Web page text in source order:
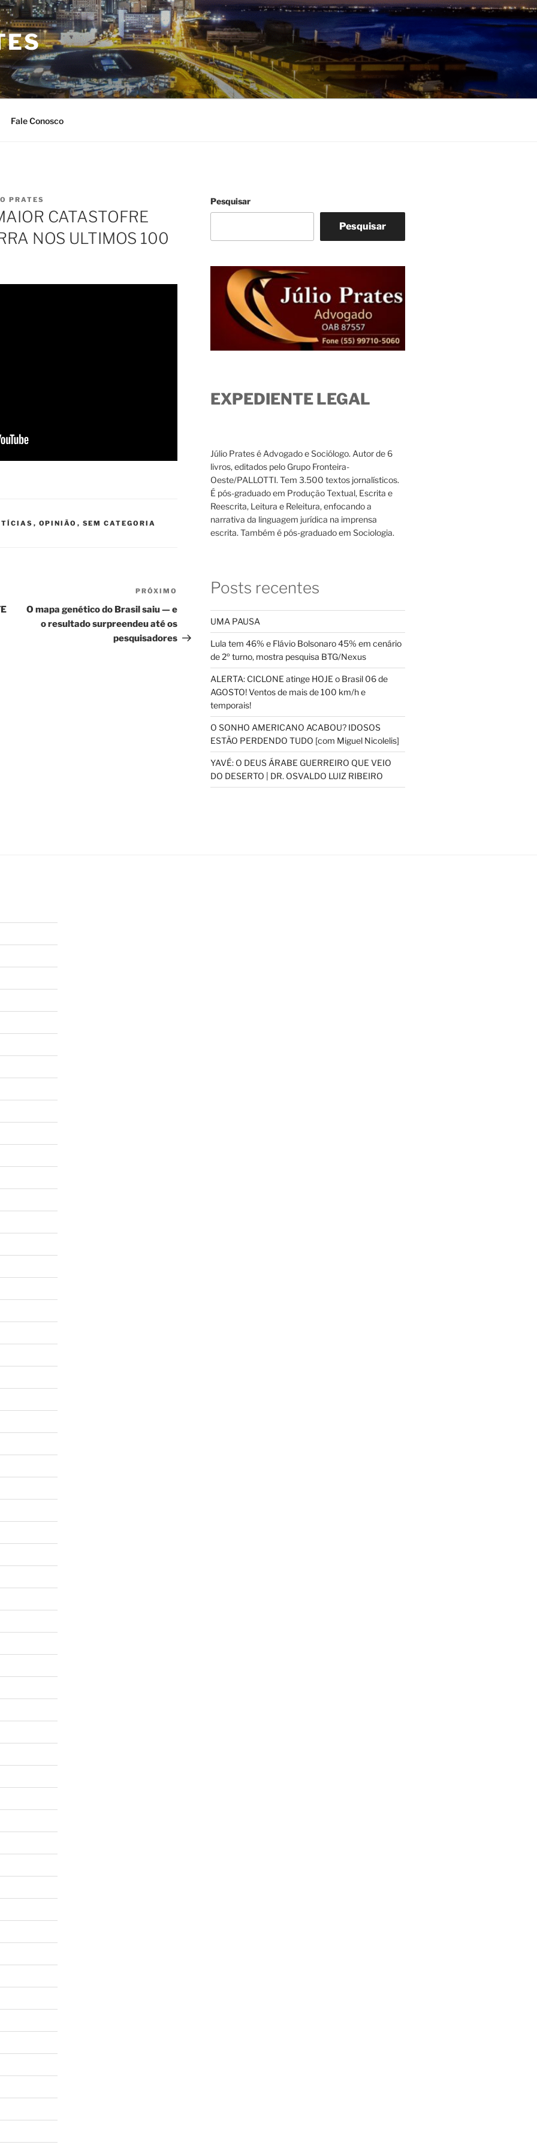
Fale Conosco
PRATES
CATASTOFRE
NOS ULTIMOS 100
, OPINIÃO , SEM CATEGORIA
Próximo
post
PRÓXIMO
O mapa genético do Brasil saiu — e
o resultado surpreendeu até os
pesquisadores
Pesquisar
Pesquisar
EXPEDIENTE LEGAL
Júlio Prates é Advogado e Sociólogo. Autor de 6
livros, editados pelo Grupo Fronteira-
Oeste/PALLOTTI. Tem 3.500 textos jornalísticos.
É pós-graduado em Produção Textual, Escrita e
Reescrita, Leitura e Releitura, enfocando a
narrativa da linguagem jurídica na imprensa
escrita. Também é pós-graduado em Sociologia.
Posts recentes
UMA PAUSA
Lula tem 46% e Flávio Bolsonaro 45% em cenário
de 2º turno, mostra pesquisa BTG/Nexus
ALERTA: CICLONE atinge HOJE o Brasil 06 de
AGOSTO! Ventos de mais de 100 km/h e
temporais!
O SONHO AMERICANO ACABOU? IDOSOS
ESTÃO PERDENDO TUDO [com Miguel Nicolelis]
YAVÉ: O DEUS ÁRABE GUERREIRO QUE VEIO
DO DESERTO | DR. OSVALDO LUIZ RIBEIRO